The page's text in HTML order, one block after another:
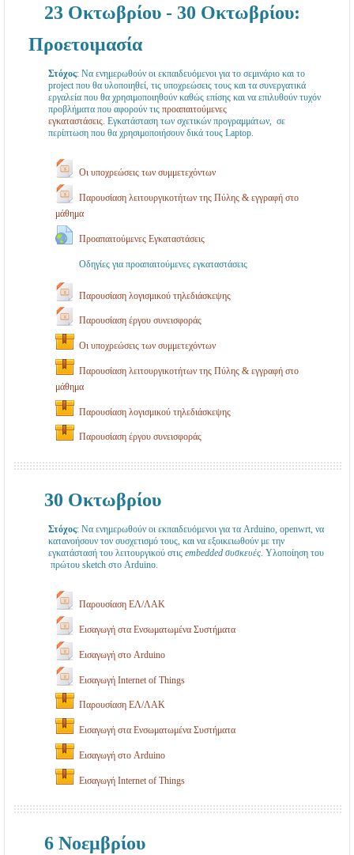
ηρ
εσί
για
Μι
κρ
εσ
αίε
Επ
ιχε
ς
23 Οκτωβρίου - 30 Οκτωβρίου:
Προετοιμασία
Στόχος: Να ενημερωθούν οι εκπαιδευόμενοι για το σεμινάριο και το
project που θα υλοποιηθεί, τις υποχρεώσεις τους και τα συνεργατικά
εργαλεία που θα χρησιμοποιηθούν καθώς επίσης και να επιλυθούν τυχόν
προβλήματα που αφορούν τις προαπαιτούμενες
εγκαταστάσεις . Εγκατάσταση των σχετικών προγραμμάτων, σε
περίπτωση που θα χρησιμοποιήσουν δικά τους Laptop.
Οι υποχρεώσεις των συμμετεχόντων
Παρουσίαση λειτουργικοτήτων της Πύλης & εγγραφή στο
μάθημα
Προαπαιτούμενες Εγκαταστάσεις
Οδηγίες για προαπαιτούμενες εγκαταστάσεις
Παρουσίαση λογισμικού τηλεδιάσκεψης
Παρουσίαση έργου συνεισφοράς
Οι υποχρεώσεις των συμμετεχόντων
Παρουσίαση λειτουργικοτήτων της Πύλης & εγγραφή στο
μάθημα
Παρουσίαση λογισμικού τηλεδιάσκεψης
Παρουσίαση έργου συνεισφοράς
30 Οκτωβρίου
Στόχος: Να ενημερωθούν οι εκπαιδευόμενοι για τα Arduino, openwrt, να
κατανοήσουν τον συσχετισμό τους, και να εξοικειωθούν με την
εγκατάστασή του λειτουργικού στις embedded συσκευές. Υλοποίηση του
πρώτου sketch στο Arduino.
Παρουσίαση ΕΛ/ΛΑΚ
Εισαγωγή στα Ενσωματωμένα Συστήματα
Εισαγωγή στο Arduino
Εισαγωγή Internet of Things
Παρουσίαση ΕΛ/ΛΑΚ
Εισαγωγή στα Ενσωματωμένα Συστήματα
Εισαγωγή στο Arduino
Εισαγωγή Internet of Things
6 Νοεμβρίου